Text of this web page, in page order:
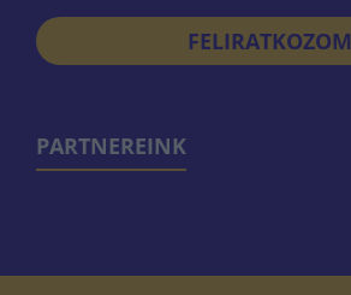
FELIRATKOZOM
PARTNEREINK